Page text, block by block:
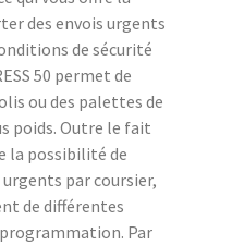
des envois urgents
de sécurité
50 permet de
ou des palettes de
poids. Outre le fait
la possibilité de
par coursier,
de différentes
Par